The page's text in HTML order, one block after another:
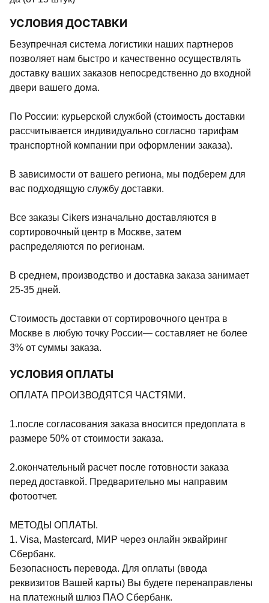
УСЛОВИЯ ДОСТАВКИ
Безупречная система логистики наших партнеров
позволяет нам быстро и качественно осуществлять
доставку ваших заказов непосредственно до входной
двери вашего дома.
По России: курьерской службой (стоимость доставки
рассчитывается индивидуально согласно тарифам
транспортной компании при оформлении заказа).
В зависимости от вашего региона, мы подберем для
вас подходящую службу доставки.
Все заказы Cikers изначально доставляются в
сортировочный центр в Москве, затем
распределяются по регионам.
В среднем, производство и доставка заказа занимает
25-35 дней.
Стоимость доставки от сортировочного центра в
Москве в любую точку России— составляет не более
3% от суммы заказа.
УСЛОВИЯ ОПЛАТЫ
ОПЛАТА ПРОИЗВОДЯТСЯ ЧАСТЯМИ.
1.после согласования заказа вносится предоплата в
размере 50% от стоимости заказа.
2.окончательный расчет после готовности заказа
перед доставкой. Предварительно мы направим
фотоотчет.
МЕТОДЫ ОПЛАТЫ.
1. Visa, Mastercard, МИР через онлайн эквайринг
Сбербанк.
Безопасность перевода. Для оплаты (ввода
реквизитов Вашей карты) Вы будете перенаправлены
на платежный шлюз ПАО Сбербанк.